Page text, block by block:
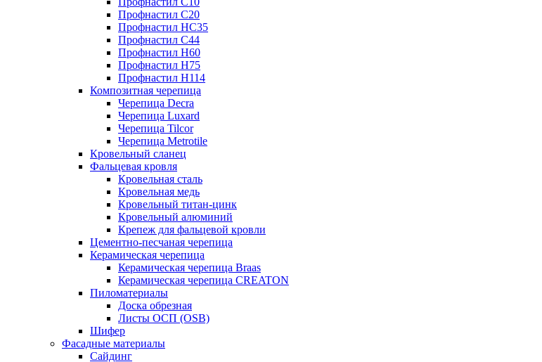
Профнастил C20
Профнастил НС35
Профнастил C44
Профнастил Н60
Профнастил Н75
Профнастил Н114
Композитная черепица
Черепица Decra
Черепица Luxard
Черепица Tilcor
Черепица Metrotile
Кровельный сланец
Фальцевая кровля
Кровельная сталь
Кровельная медь
Кровельный титан-цинк
Кровельный алюминий
Крепеж для фальцевой кровли
Цементно-песчаная черепица
Керамическая черепица
Керамическая черепица Braas
Керамическая черепица CREATON
Пиломатериалы
Доска обрезная
Листы ОСП (OSB)
Шифер
Фасадные материалы
Сайдинг